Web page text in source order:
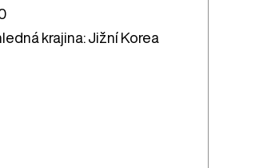
krajina: Jižní Korea